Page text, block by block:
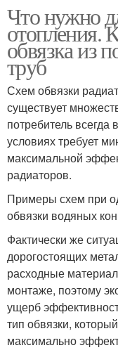
Что нужно
отопления.
обвязка из
труб
Схем обвязки
существует
потребитель
условиях требует
максимальной
радиаторов.
Примеры схем при
обвязки водяных
Фактически же
дорогостоящих
расходные
монтаже, поэтому
ущерб
тип обвязки,
максимально